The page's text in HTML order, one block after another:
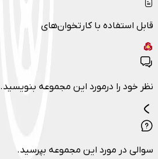
قابل استفاده با کارتخوان‌های
نظر خود را درمورد این مجموعه بنویسید.
سوالی در مورد این مجموعه بپرسید.